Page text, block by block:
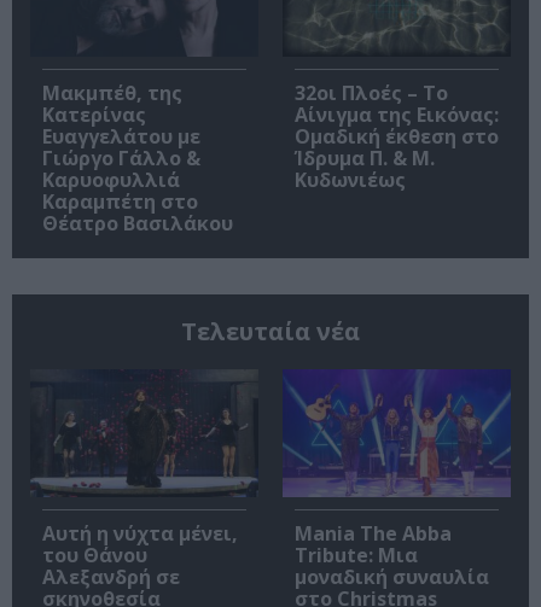
Μακμπέθ, της
Κατερίνας
Ευαγγελάτου με
Γιώργο Γάλλο &
Καρυοφυλλιά
Καραμπέτη στο
Θέατρο Βασιλάκου
32οι Πλοές – Το
Αίνιγμα της Εικόνας:
Ομαδική έκθεση στο
Ίδρυμα Π. & Μ.
Κυδωνιέως
Τελευταία νέα
Αυτή η νύχτα μένει,
του Θάνου
Αλεξανδρή σε
σκηνοθεσία
Mania The Abba
Tribute: Μια
μοναδική συναυλία
στο Christmas